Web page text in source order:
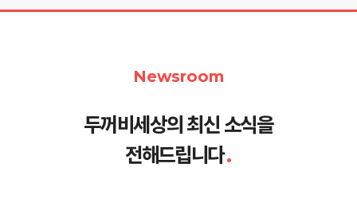
Newsroom
두꺼비세상의 최신 소식을
전해드립니다.